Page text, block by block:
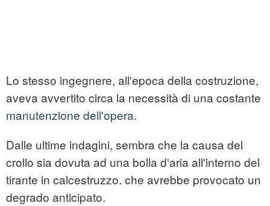
Lo stesso ingegnere, all'epoca della costruzione,
aveva avvertito circa la necessità di una costante
manutenzione dell'opera.
Dalle ultime indagini, sembra che la causa del
crollo sia dovuta ad una bolla d'aria all'interno del
tirante in calcestruzzo. che avrebbe provocato un
degrado anticipato.